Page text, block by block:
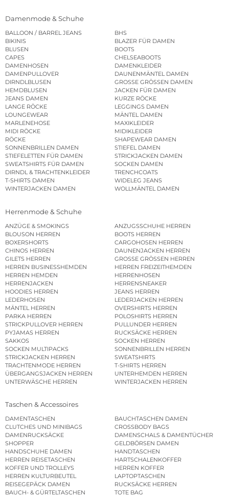
Damenmode & Schuhe
BALLOON / BARREL JEANS
BHS
BIKINIS
BLAZER FÜR DAMEN
BLUSEN
BOOTS
CAPES
CHELSEABOOTS
DAMENHOSEN
DAMENKLEIDER
DAMENPULLOVER
DAUNENMÄNTEL DAMEN
DIRNDLBLUSEN
GROSSE GRÖSSEN DAMEN
HEMDBLUSEN
JACKEN FÜR DAMEN
JEANS DAMEN
KURZE RÖCKE
LANGE RÖCKE
LEGGINGS DAMEN
LOUNGEWEAR
MÄNTEL DAMEN
MARLENEHOSE
MAXIKLEIDER
MIDI RÖCKE
MIDIKLEIDER
RÖCKE
SHAPEWEAR DAMEN
SONNENBRILLEN DAMEN
STIEFEL DAMEN
STIEFELETTEN FÜR DAMEN
STRICKJACKEN DAMEN
SWEATSHIRTS FÜR DAMEN
SOCKEN DAMEN
DIRNDL & TRACHTENKLEIDER
TRENCHCOATS
T-SHIRTS DAMEN
WIDELEG JEANS
WINTERJACKEN DAMEN
WOLLMÄNTEL DAMEN
Herrenmode & Schuhe
ANZÜGE & SMOKINGS
ANZUGSSCHUHE HERREN
BLOUSON HERREN
BOOTS HERREN
BOXERSHORTS
CARGOHOSEN HERREN
CHINOS HERREN
DAUNENJACKEN HERREN
GILETS HERREN
GROSSE GRÖSSEN HERREN
HERREN BUSINESSHEMDEN
HERREN FREIZEITHEMDEN
HERREN HEMDEN
HERRENHOSEN
HERRENJACKEN
HERRENSNEAKER
HOODIES HERREN
JEANS HERREN
LEDERHOSEN
LEDERJACKEN HERREN
MÄNTEL HERREN
OVERSHIRTS HERREN
PARKA HERREN
POLOSHIRTS HERREN
STRICKPULLOVER HERREN
PULLUNDER HERREN
PYJAMAS HERREN
RUCKSÄCKE HERREN
SAKKOS
SOCKEN HERREN
SOCKEN MULTIPACKS
SONNENBRILLEN HERREN
STRICKJACKEN HERREN
SWEATSHIRTS
TRACHTENMODE HERREN
T-SHIRTS HERREN
ÜBERGANGSJACKEN HERREN
UNTERHEMDEN HERREN
UNTERWÄSCHE HERREN
WINTERJACKEN HERREN
Taschen & Accessoires
DAMENTASCHEN
BAUCHTASCHEN DAMEN
CLUTCHES UND MINIBAGS
CROSSBODY BAGS
DAMENRUCKSÄCKE
DAMENSCHALS & DAMENTÜCHER
SHOPPER
GELDBÖRSEN DAMEN
HANDSCHUHE DAMEN
HANDTASCHEN
HERREN REISETASCHEN
HARTSCHALENKOFFER
KOFFER UND TROLLEYS
HERREN KOFFER
HERREN KULTURBEUTEL
LAPTOPTASCHEN
REISEGEPÄCK DAMEN
RUCKSÄCKE HERREN
BAUCH- & GÜRTELTASCHEN
TOTE BAG